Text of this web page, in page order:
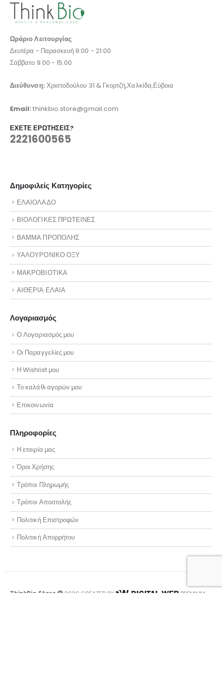
Ωράριο Λειτουργίας
Δευτέρα - Παρασκευή 9:00 - 21:00
Σάββατο 9:00 - 15:00
Διεύθυνση: Χριστοδούλου 31 & Γκορτζή,Χαλκίδα,Εύβοια
Email:thinkbio.store@gmail.com
ΈΧΕΤΕ ΕΡΩΤΉΣΕΙΣ?
2221600565
Δημοφιλείς Κατηγορίες
ΕΛΑΙΟΛΑΔΟ
ΒΙΟΛΟΓΙΚΕΣ ΠΡΩΤΕΙΝΕΣ
ΒΑΜΜΑ ΠΡΟΠΟΛΗΣ
ΥΑΛΟΥΡΟΝΙΚΟ ΟΞΥ
ΜΑΚΡΟΒΙΟΤΙΚΑ
ΑΙΘΕΡΙΑ ΕΛΑΙΑ
Λογαριασμός
Ο Λογαριασμός μου
Οι Παραγγελίες μου
Η Wishlist μου
Το καλάθι αγορών μου
Επικοινωνία
Πληροφορίες
Η εταιρία μας
Όροι Χρήσης
Τρόποι Πληρωμής
Τρόποι Αποστολής
Πολιτική Επιστροφών
Πολιτική Απορρήτου
ThinkBio.Store 2020 CREATED BY
PREMIUM